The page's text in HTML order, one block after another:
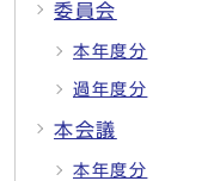
委員会
本年度分
過年度分
本会議
本年度分